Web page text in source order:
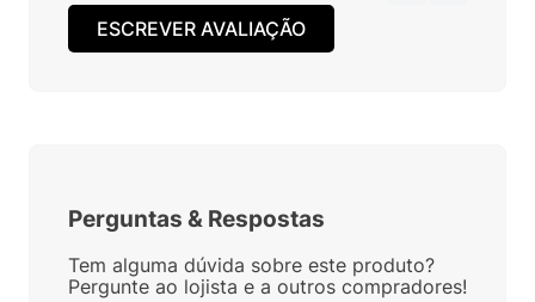
ESCREVER AVALIAÇÃO
Perguntas & Respostas
Tem alguma dúvida sobre este produto?
Pergunte ao lojista e a outros compradores!